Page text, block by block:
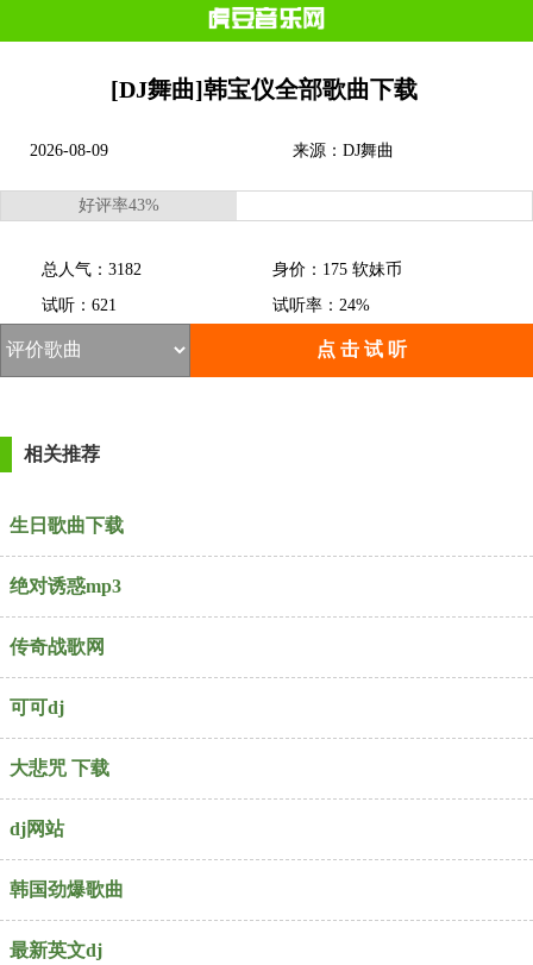
[DJ舞曲]韩宝仪全部歌曲下载
2026-08-09 来源：DJ舞曲
好评率43%
总人气：3182
身价：175 软妹币
试听：621
试听率：24%
点 击 试 听
相关推荐
生日歌曲下载
绝对诱惑mp3
传奇战歌网
可可dj
大悲咒 下载
dj网站
韩国劲爆歌曲
最新英文dj